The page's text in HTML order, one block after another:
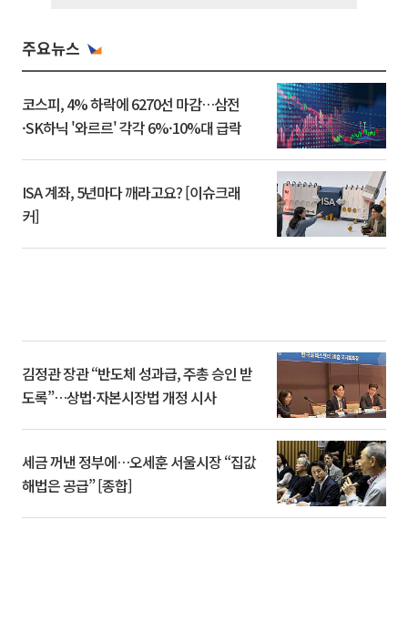
주요뉴스
코스피, 4% 하락에 6270선 마감…삼전
·SK하닉 '와르르' 각각 6%·10%대 급락
ISA 계좌, 5년마다 깨라고요? [이슈크래
커]
김정관 장관 “반도체 성과급, 주총 승인 받
도록”…상법·자본시장법 개정 시사
세금 꺼낸 정부에…오세훈 서울시장 “집값
해법은 공급” [종합]